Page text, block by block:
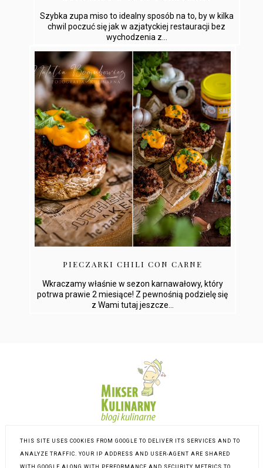
Szybka zupa miso to idealny sposób na to, by w kilka
chwil poczuć się jak w azjatyckiej restauracji bez
wychodzenia z...
PIECZARKI CHILI CON CARNE
Wkraczamy właśnie w sezon karnawałowy, który
potrwa prawie 2 miesiące! Z pewnośnią podzielę się
z Wami tutaj jeszcze...
THIS SITE USES COOKIES FROM GOOGLE TO DELIVER ITS SERVICES AND TO
ANALYZE TRAFFIC. YOUR IP ADDRESS AND USER-AGENT ARE SHARED
WITH GOOGLE ALONG WITH PERFORMANCE AND SECURITY METRICS TO